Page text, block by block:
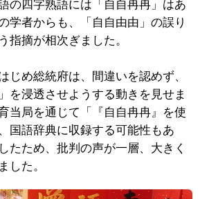
の四字熟語には「自自冉冉」はあ
学者からも、「自自由由」の誤り
指摘が相次ぎました。
め総統府は、間違いを認めず、
を浸透させようする動きを見せま
当局を通じて「『自自冉冉』を使
国語辞典に収録する可能性もあ
たため、批判の声が一層、大きく
した。